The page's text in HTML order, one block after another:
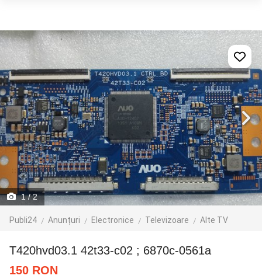
1/ 2
Publi24 Anunțuri Electronice Televizoare Alte TV
T420hvd03.1 42t33-c02 ; 6870c-0561a
150 RON